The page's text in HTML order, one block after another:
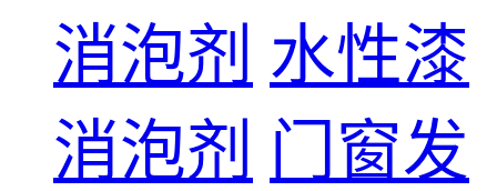
消泡剂 水性漆
消泡剂 门窗发